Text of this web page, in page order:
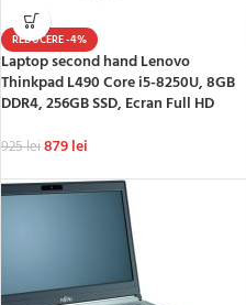
REDUCERE -4%
Laptop second hand Lenovo
Thinkpad L490 Core i5-8250U, 8GB
DDR4, 256GB SSD, Ecran Full HD
925lei879lei